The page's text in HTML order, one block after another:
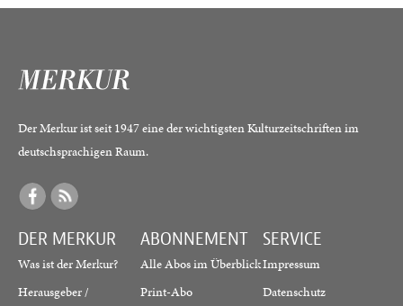
Der Merkur ist seit 1947 eine der wichtigsten Kulturzeitschriften im
deutschsprachigen Raum.
DER MERKUR
Was ist der Merkur?
Herausgeber /
ABONNEMENT
Alle Abos im Überblick
Print-Abo
SERVICE
Impressum
Datenschutz